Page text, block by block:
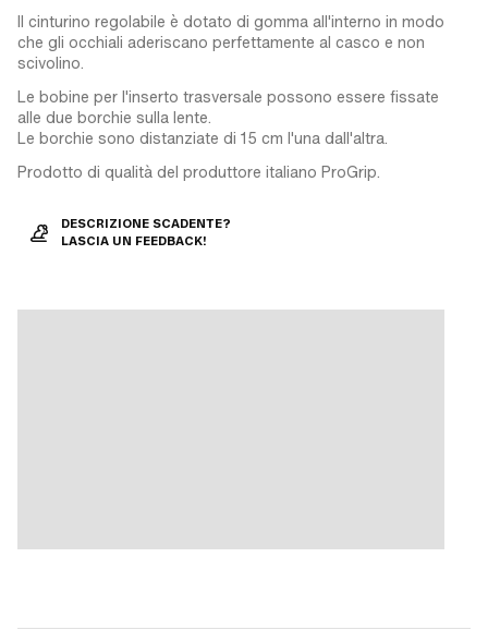
Il cinturino regolabile è dotato di gomma all'interno in modo
che gli occhiali aderiscano perfettamente al casco e non
scivolino.
Le bobine per l'inserto trasversale possono essere fissate
alle due borchie sulla lente.
Le borchie sono distanziate di 15 cm l'una dall'altra.
Prodotto di qualità del produttore italiano ProGrip.
DESCRIZIONE SCADENTE?
LASCIA UN FEEDBACK!